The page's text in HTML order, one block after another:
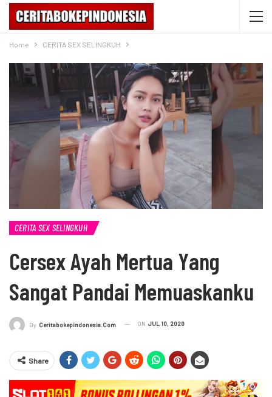
Home CERITA SEX SELINGKUH
CERITA SEX SELINGKUH
Cersex Ayah Mertua Yang
Sangat Pandai Memuaskanku
By Ceritabokepindonesia.com ON JUL 10, 2020
Share